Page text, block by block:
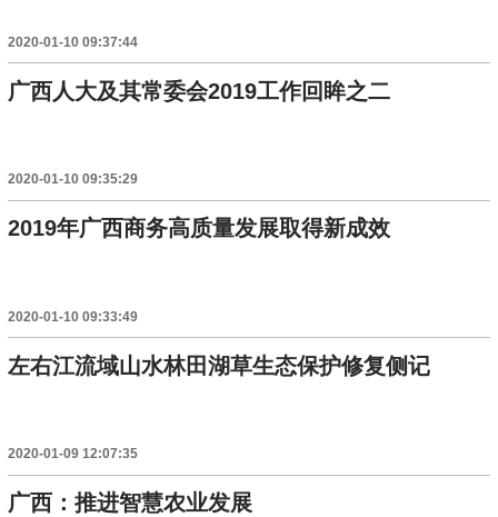
2020-01-10 09:37:44
广西人大及其常委会2019工作回眸之二
2020-01-10 09:35:29
2019年广西商务高质量发展取得新成效
2020-01-10 09:33:49
左右江流域山水林田湖草生态保护修复侧记
2020-01-09 12:07:35
广西：推进智慧农业发展